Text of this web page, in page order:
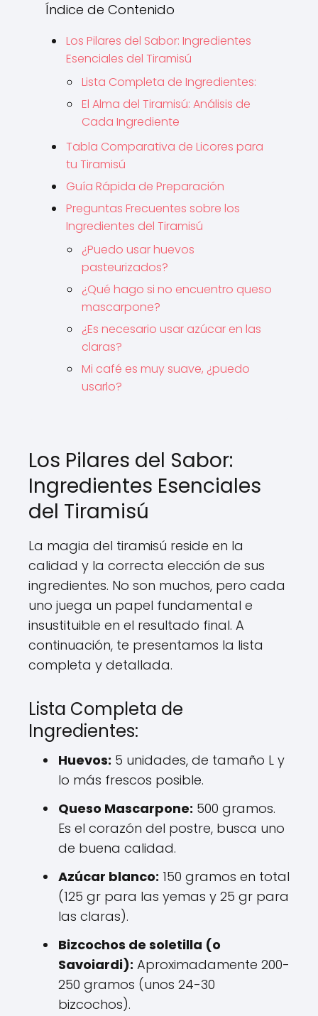
Índice de Contenido
Los Pilares del Sabor: Ingredientes
Esenciales del Tiramisú
Lista Completa de Ingredientes:
El Alma del Tiramisú: Análisis de
Cada Ingrediente
Tabla Comparativa de Licores para
tu Tiramisú
Guía Rápida de Preparación
Preguntas Frecuentes sobre los
Ingredientes del Tiramisú
¿Puedo usar huevos
pasteurizados?
¿Qué hago si no encuentro queso
mascarpone?
¿Es necesario usar azúcar en las
claras?
Mi café es muy suave, ¿puedo
usarlo?
Los Pilares del Sabor:
Ingredientes Esenciales
del Tiramisú
La magia del tiramisú reside en la
calidad y la correcta elección de sus
ingredientes. No son muchos, pero cada
uno juega un papel fundamental e
insustituible en el resultado final. A
continuación, te presentamos la lista
completa y detallada.
Lista Completa de
Ingredientes:
Huevos: 5 unidades, de tamaño L y
lo más frescos posible.
Queso Mascarpone: 500 gramos.
Es el corazón del postre, busca uno
de buena calidad.
Azúcar blanco: 150 gramos en total
(125 gr para las yemas y 25 gr para
las claras).
Bizcochos de soletilla (o
Savoiardi): Aproximadamente 200-
250 gramos (unos 24-30
bizcochos).